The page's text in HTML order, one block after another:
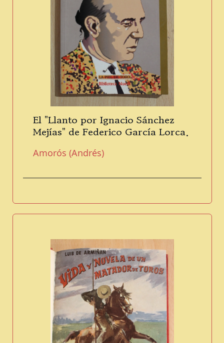
El "Llanto por Ignacio Sánchez
Mejías" de Federico García Lorca.
Amorós (Andrés)